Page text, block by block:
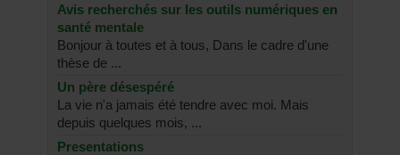
Avis recherchés sur les outils numériques en
santé mentale
Bonjour à toutes et à tous, Dans le cadre d'une
thèse de ...
Un père désespéré
La vie n'a jamais été tendre avec moi. Mais
depuis quelques mois, ...
Presentations